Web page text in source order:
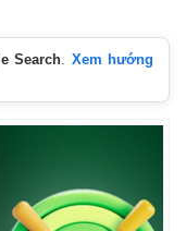
Search. Xem hướng